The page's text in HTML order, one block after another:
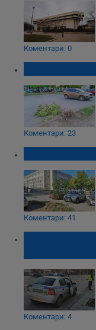
Коментари: 0
Коментари: 23
Коментари: 41
Коментари: 4